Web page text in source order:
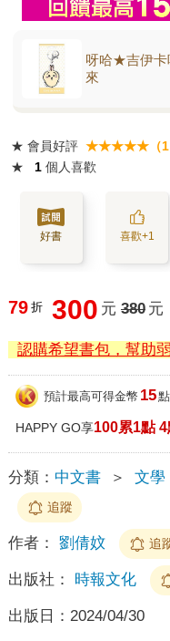
呀哈★吉伊卡
來
★ 會員好評 ★★★★★（1
★
1 個人喜歡
好書 喜歡+1
79 折 300 元 380 元
認購希望書包，幫助
預計最高可得金幣 15點
HAPPY GO享100累1點
分類： 中文書 ＞ 文學
追蹤
作者： 劉倩妏 追
出版社： 時報文化
出版日： 2024/04/30